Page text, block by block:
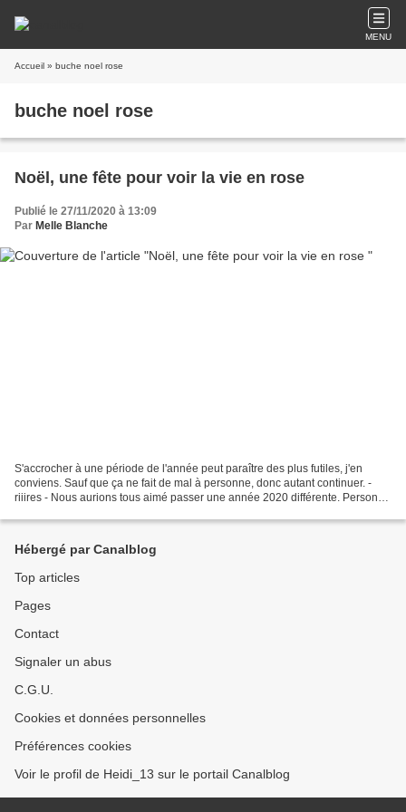
MENU
Accueil » buche noel rose
buche noel rose
Noël, une fête pour voir la vie en rose
Publié le 27/11/2020 à 13:09
Par Melle Blanche
S'accrocher à une période de l'année peut paraître des plus futiles, j'en
conviens. Sauf que ça ne fait de mal à personne, donc autant continuer. -
riiires - Nous aurions tous aimé passer une année 2020 différente. Personne
Hébergé par Canalblog
Top articles
Pages
Contact
Signaler un abus
C.G.U.
Cookies et données personnelles
Préférences cookies
Voir le profil de Heidi_13 sur le portail Canalblog